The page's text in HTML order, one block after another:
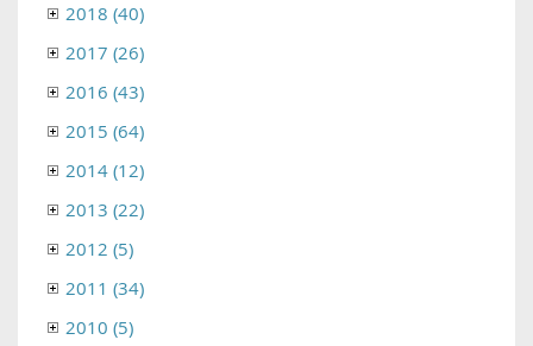
2018 (40)
2017 (26)
2016 (43)
2015 (64)
2014 (12)
2013 (22)
2012 (5)
2011 (34)
2010 (5)